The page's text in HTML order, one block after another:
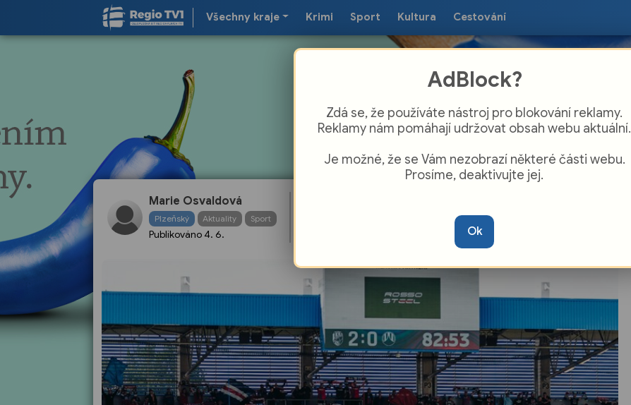
Všechny kraje Krimi Sport Kultura Cestování
Marie Osvaldová
Plzeňský Aktuality Sport
Publikováno 4. 6.
tribunách. Plzeňská Viktoria spouští volný
AdBlock?
Zdá se, že používáte nástroj pro blokování reklamy.
Reklamy nám pomáhají udržovat obsah webu aktuální.
Je možné, že se Vám nezobrazí některé části webu.
Prosíme, deaktivujte jej.
Ok